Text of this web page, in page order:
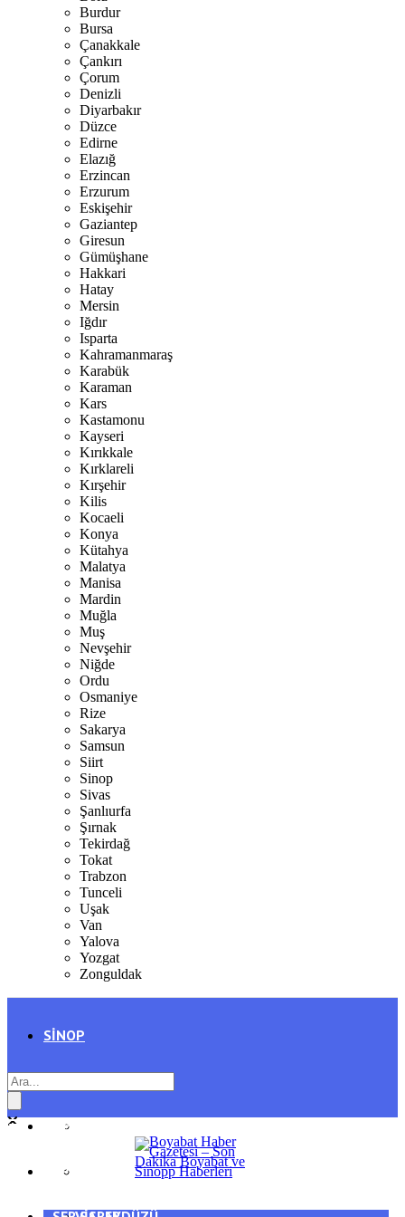
Burdur
Bursa
Çanakkale
Çankırı
Çorum
Denizli
Diyarbakır
Düzce
Edirne
Elazığ
Erzincan
Erzurum
Eskişehir
Gaziantep
Giresun
Gümüşhane
Hakkari
Hatay
Mersin
Iğdır
Isparta
Kahramanmaraş
Karabük
Karaman
Kars
Kastamonu
Kayseri
Kırıkkale
Kırklareli
Kırşehir
Kilis
Kocaeli
Konya
Kütahya
Malatya
Manisa
Mardin
Muğla
Muş
Nevşehir
Niğde
Ordu
Osmaniye
Rize
Sakarya
Samsun
Siirt
Sinop
Sivas
Şanlıurfa
Şırnak
Tekirdağ
Tokat
Trabzon
Tunceli
Uşak
Van
Yalova
Yozgat
Zonguldak
SINOP
AYANCIK
GENEL
SPOR